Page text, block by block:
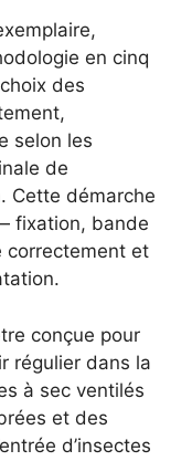
en cinq
des
selon les
de
Cette démarche
fixation, bande
correctement et
conçue pour
régulier dans la
à sec ventilés
et des
d’insectes